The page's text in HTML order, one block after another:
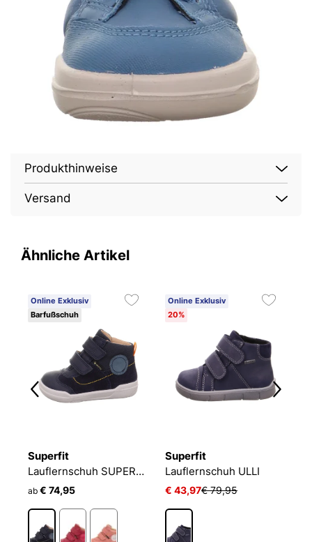
Produkthinweise
Versand
Ähnliche Artikel
Online Exklusiv
Barfußschuh
Superfit
Lauflernschuh SUPERFREE
ab € 74,95
Online Exklusiv
20%
Superfit
Lauflernschuh ULLI
€ 43,97€ 79,95